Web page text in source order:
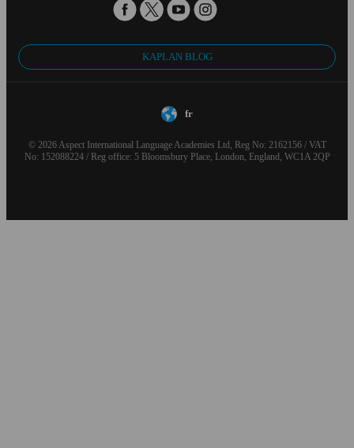
KAPLAN BLOG
fr
© 2026 Aspect International Language Academies Ltd, Reg No: 2162156 / VAT
No: 152088224 / Reg office: 5 Bloomsbury Place, London, England, WC1A 2QP